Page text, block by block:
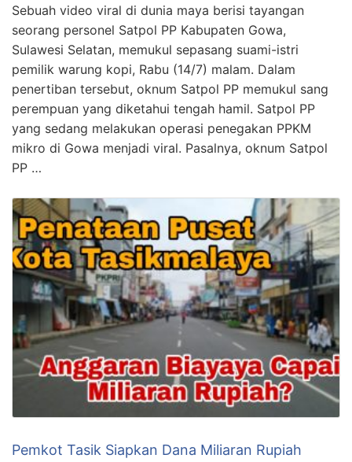
Sebuah video viral di dunia maya berisi tayangan
seorang personel Satpol PP Kabupaten Gowa,
Sulawesi Selatan, memukul sepasang suami-istri
pemilik warung kopi, Rabu (14/7) malam. Dalam
penertiban tersebut, oknum Satpol PP memukul sang
perempuan yang diketahui tengah hamil. Satpol PP
yang sedang melakukan operasi penegakan PPKM
mikro di Gowa menjadi viral. Pasalnya, oknum Satpol
PP …
Pemkot Tasik Siapkan Dana Miliaran Rupiah